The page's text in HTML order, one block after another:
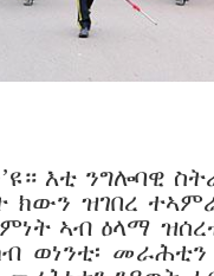
እቲ ንግሎባዊ
ክውን ዝገበረ
ኣብ ዕላማ
ወነንቲ፡ መራሕቲን